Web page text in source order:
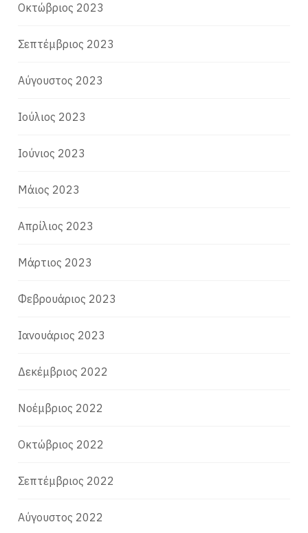
Οκτώβριος 2023
Σεπτέμβριος 2023
Αύγουστος 2023
Ιούλιος 2023
Ιούνιος 2023
Μάιος 2023
Απρίλιος 2023
Μάρτιος 2023
Φεβρουάριος 2023
Ιανουάριος 2023
Δεκέμβριος 2022
Νοέμβριος 2022
Οκτώβριος 2022
Σεπτέμβριος 2022
Αύγουστος 2022